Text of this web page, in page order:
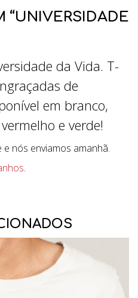
“UNIVERSIDADE
da Vida. T-
de
em branco,
e verde!
nós enviamos amanhã.
.